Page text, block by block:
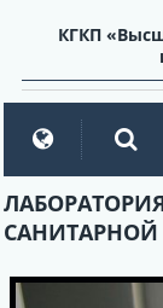
КГКП
САНИТАРНОЙ